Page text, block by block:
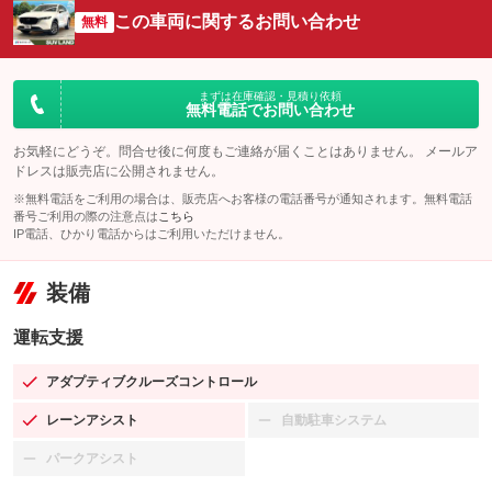
無料 この車両に関するお問い合わせ
まずは在庫確認・見積り依頼
無料電話でお問い合わせ
お気軽にどうぞ。問合せ後に何度もご連絡が届くことはありません。 メールア
ドレスは販売店に公開されません。
※無料電話をご利用の場合は、販売店へお客様の電話番号が通知されます。無料電話
番号ご利用の際の注意点は こちら
IP電話、ひかり電話からはご利用いただけません。
装備
運転支援
アダプティブクルーズコントロール
：装備あり
レーンアシスト
：装備あり 自動駐車システム
：装備なし
パークアシスト
：装備なし